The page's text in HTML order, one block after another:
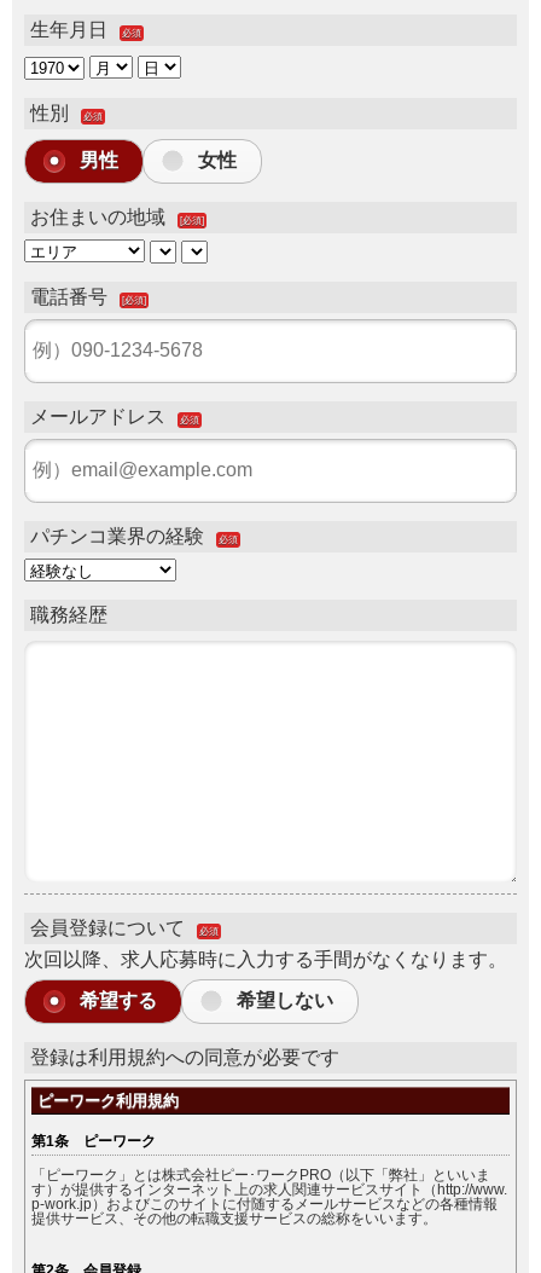
生年月日 必須
性別 必須
男性 女性
お住まいの地域 [必須]
電話番号 [必須]
メールアドレス 必須
パチンコ業界の経験 必須
職務経歴
会員登録について 必須
次回以降、求人応募時に入力する手間がなくなります。
希望する 希望しない
登録は利用規約への同意が必要です
ピーワーク利用規約
第1条 ピーワーク
「ピーワーク」とは株式会社ピー･ワークPRO（以下「弊社」といいま
す）が提供するインターネット上の求人関連サービスサイト（http://www.
p-work.jp）およびこのサイトに付随するメールサービスなどの各種情報
提供サービス、その他の転職支援サービスの総称をいいます。